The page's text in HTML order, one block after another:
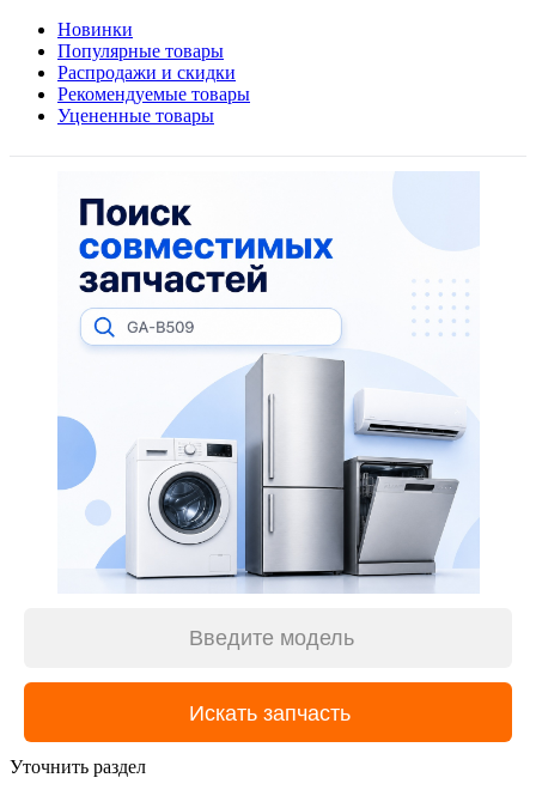
Новинки
Популярные товары
Распродажи и скидки
Рекомендуемые товары
Уцененные товары
Уточнить раздел